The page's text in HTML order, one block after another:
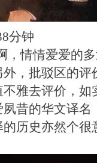
分钟
，情情爱爱的
外，批驳区的
雅去评价，如
昔的华文译名
历史亦然个很